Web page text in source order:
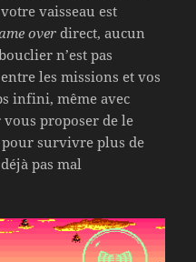
vaisseau est
over direct, aucun
n’est pas
les missions et vos
infini, même avec
proposer de le
survivre plus de
pas mal